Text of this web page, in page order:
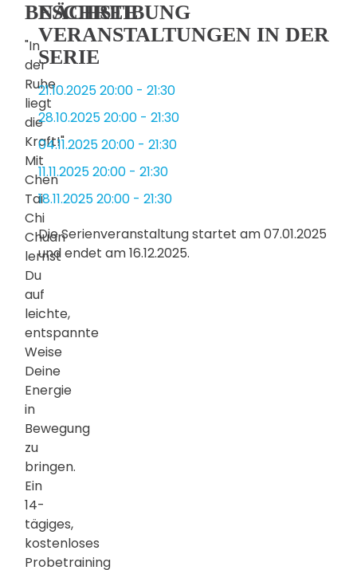
BESCHREIBUNG
"In
der
Ruhe
liegt
die
Kraft!"
Mit
Chen
Tai
Chi
Chuan
lernst
Du
auf
leichte,
entspannte
Weise
Deine
Energie
in
Bewegung
zu
bringen.
Ein
14-
tägiges,
kostenloses
Probetraining
NÄCHSTE
VERANSTALTUNGEN IN DER
SERIE
21.10.202520:00 - 21:30
28.10.202520:00 - 21:30
04.11.202520:00 - 21:30
11.11.202520:00 - 21:30
18.11.202520:00 - 21:30
Die Serienveranstaltung startet am 07.01.2025
und endet am 16.12.2025.